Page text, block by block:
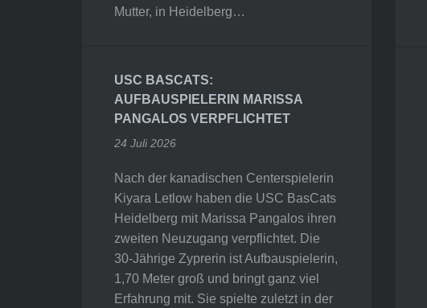
Mutter, in Heidelberg…
USC BASCATS:
AUFBAUSPIELERIN MARISSA
PANGALOS VERPFLICHTET
24 Juli 2026
Nach der kanadischen Centerspielerin
Kiyara Letlow haben die USC BasCats
Heidelberg mit Marissa Pangalos ihren
zweiten Neuzugang verpflichtet. Die
30-Jährige Zyprerin ist Aufbauspielerin,
1,70 Meter groß und bringt ganz viel
Erfahrung mit. Sie spielte zuletzt in der